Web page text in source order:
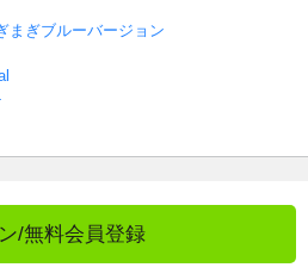
まぎブルーバージョン
/無料会員登録